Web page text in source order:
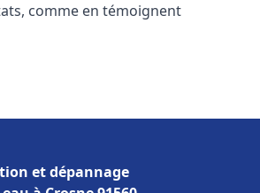
comme en témoignent
et dépannage